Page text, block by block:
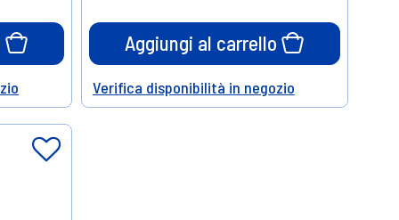
Aggiungi al carrello
Help
Verifica disponibilità in negozio